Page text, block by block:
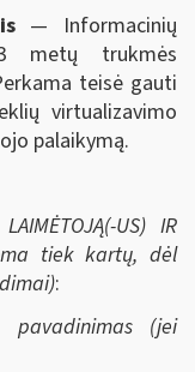
— Informacinių
metų trukmės
teisė gauti
virtualizavimo
palaikymą.
US) IR
tiek kartų, dėl
:
(jei